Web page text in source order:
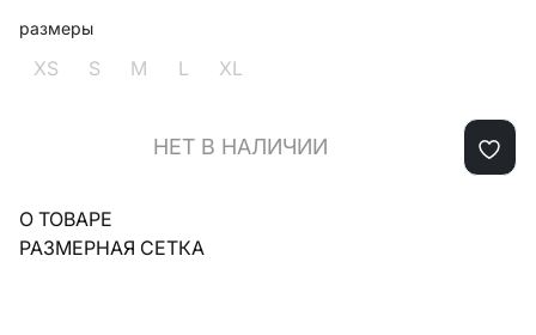
размеры
XS S M L XL
НЕТ В НАЛИЧИИ
О ТОВАРЕ
РАЗМЕРНАЯ СЕТКА